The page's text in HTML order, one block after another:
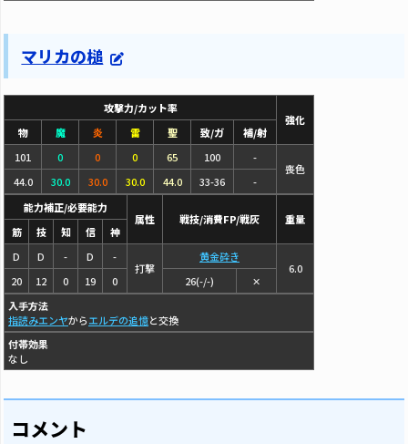
マリカの槌
攻撃力/カット率
強化
物
魔 炎 雷 聖 致/ガ
補/射
101
0 0 0 65 100
-
喪色
44.0
30.0 30.0 30.0 44.0 33-36
-
能力補正/必要能力
属性
戦技/消費FP/戦灰
重量
筋
技 知 信
神
D
D - D
-
打撃
黄金砕き
6.0
20
12 0 19 0 26(-/-)
✕
入手方法
指読みエンヤからエルデの追憶と交換
付帯効果
なし
コメント